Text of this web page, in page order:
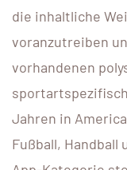
die inhaltliche
voranzutreiben
vorhandenen
Jahren in
Fußball, Handball